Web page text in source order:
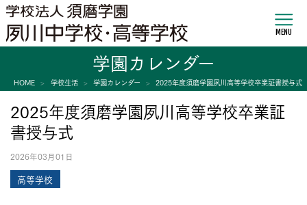
MENU
学園カレンダー
HOME 学校生活 学園カレンダー 2025年度須磨学園夙川高等学校卒業証書授与式
2025年度須磨学園夙川高等学校卒業証
書授与式
2026年03月01日
高等学校